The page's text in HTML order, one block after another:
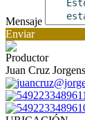
Mensaje
Enviar
Productor
Juan Cruz
5492233489611